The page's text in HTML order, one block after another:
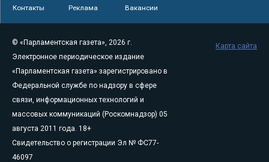
Контакты Реклама Вакансии
© «Парламентская газета», 2026 г.
Электронное периодическое издание
«Парламентская газета» зарегистрировано в
Федеральной службе по надзору в сфере
связи, информационных технологий и
массовых коммуникаций (Роскомнадзор) 05
августа 2011 года. 18+
Свидетельство о регистрации Эл № ФС77-
46097
Карта сайта